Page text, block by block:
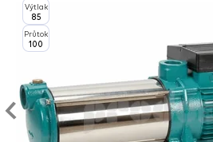
Výtlak
85
Průtok
100